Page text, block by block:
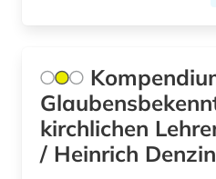
befestigung (1)
belgien (1)
bericht (1)
Niedersachsen (1)
Oesterreich (12)
Ostasien (2)
kirchlichen
/ Heinrich